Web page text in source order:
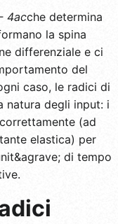
4acche determina
la spina
differenziale e ci
del
caso, le radici di
natura degli input: i
(ad
elastica) per
di tempo